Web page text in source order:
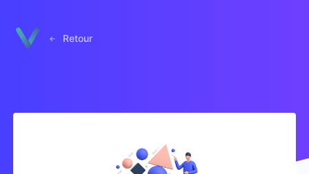
Retour